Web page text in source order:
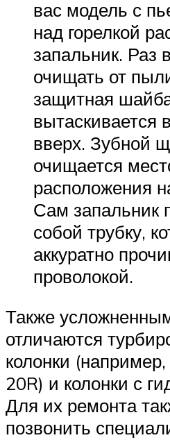
вас модель с
над горелкой
запальник. Раз
очищать от
защитная
вытаскивается
вверх. Зубной
очищается
расположения
Сам запальник
собой трубку,
аккуратно
проволокой.
Также
отличаются
колонки
20R) и колонки с
Для их ремонта
позвонить